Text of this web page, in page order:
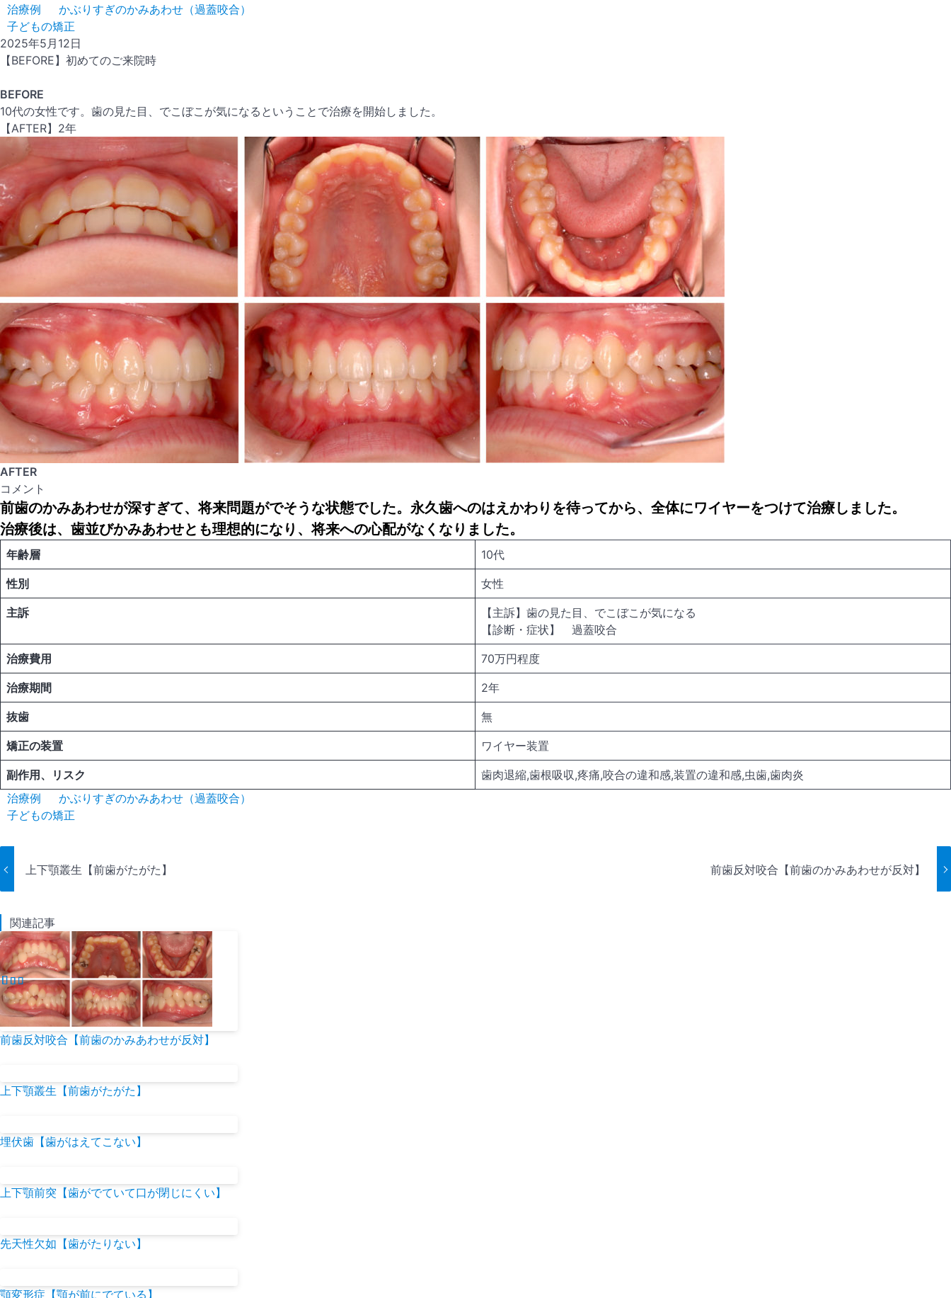
治療例
かぶりすぎのかみあわせ（過蓋咬合）
子どもの矯正
2025年5月12日
【BEFORE】初めてのご来院時
BEFORE
10代の女性です。歯の見た目、でこぼこが気になるということで治療を開始しました。
【AFTER】2年
AFTER
コメント
前歯のかみあわせが深すぎて、将来問題がでそうな状態でした。永久歯へのはえかわりを待ってから、全体にワイヤーをつけて治療しました。
治療後は、歯並びかみあわせとも理想的になり、将来への心配がなくなりました。
年齢層 10代
性別 女性
主訴
【主訴】歯の見た目、でこぼこが気になる
【診断・症状】 過蓋咬合
治療費用 70万円程度
治療期間 2年
抜歯 無
矯正の装置 ワイヤー装置
副作用、リスク
歯肉退縮,歯根吸収,疼痛,咬合の違和感,装置の違和感,虫歯,歯肉炎
治療例
かぶりすぎのかみあわせ（過蓋咬合）
子どもの矯正
上下顎叢生【前歯がたがた】 前歯反対咬合【前歯のかみあわせが反対】
関連記事
前歯反対咬合【前歯のかみあわせが反対】
上下顎叢生【前歯がたがた】
埋伏歯【歯がはえてこない】
上下顎前突【歯がでていて口が閉じにくい】
先天性欠如【歯がたりない】
顎変形症【顎が前にでている】